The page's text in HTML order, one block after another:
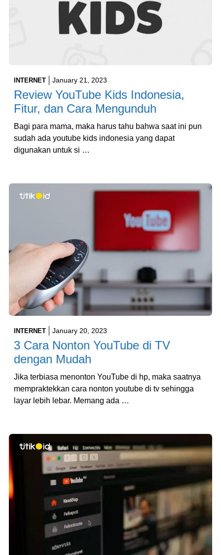
INTERNET January 21, 2023
Review YouTube Kids Indonesia,
Fitur, dan Cara Mengunduh
Bagi para mama, maka harus tahu bahwa saat ini pun
sudah ada youtube kids indonesia yang dapat
digunakan untuk si …
INTERNET January 20, 2023
3 Cara Nonton YouTube di TV
dengan Mudah
Jika terbiasa menonton YouTube di hp, maka saatnya
mempraktekkan cara nonton youtube di tv sehingga
layar lebih lebar. Memang ada …